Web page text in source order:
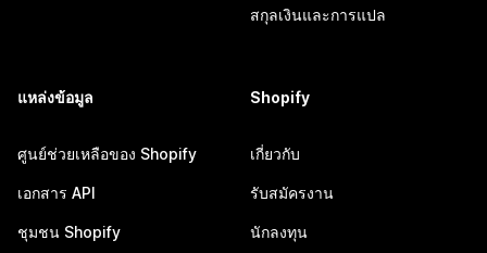
สกุลเงินและการแปล
แหล่งข้อมูล
ศูนย์ช่วยเหลือของ Shopify
เอกสาร API
ชุมชน Shopify
Shopify
เกี่ยวกับ
รับสมัครงาน
นักลงทุน